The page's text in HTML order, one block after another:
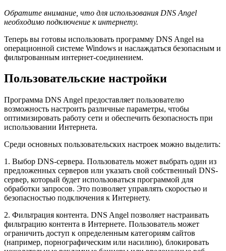
Обратите внимание, что для использования DNS Angel
необходимо подключение к интернету.
Теперь вы готовы использовать программу DNS Angel на
операционной системе Windows и наслаждаться безопасным и
фильтрованным интернет-соединением.
Пользовательские настройки
Программа DNS Angel предоставляет пользователю
возможность настроить различные параметры, чтобы
оптимизировать работу сети и обеспечить безопасность при
использовании Интернета.
Среди основных пользовательских настроек можно выделить:
1. Выбор DNS-сервера. Пользователь может выбрать один из
предложенных серверов или указать свой собственный DNS-
сервер, который будет использоваться программой для
обработки запросов. Это позволяет управлять скоростью и
безопасностью подключения к Интернету.
2. Фильтрация контента. DNS Angel позволяет настраивать
фильтрацию контента в Интернете. Пользователь может
ограничить доступ к определенным категориям сайтов
(например, порнографическим или насилию), блокировать